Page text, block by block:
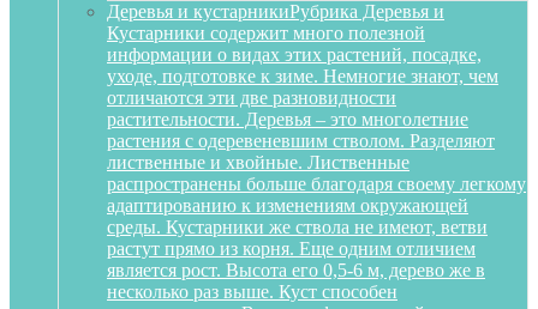
Деревья и кустарникиРубрика Деревья и
Кустарники содержит много полезной
информации о видах этих растений, посадке,
уходе, подготовке к зиме. Немногие знают, чем
отличаются эти две разновидности
растительности. Деревья – это многолетние
растения с одеревеневшим стволом. Разделяют
лиственные и хвойные. Лиственные
распространены больше благодаря своему легкому
адаптированию к изменениям окружающей
среды. Кустарники же ствола не имеют, ветви
растут прямо из корня. Еще одним отличием
является рост. Высота его 0,5-6 м, дерево же в
несколько раз выше. Куст способен